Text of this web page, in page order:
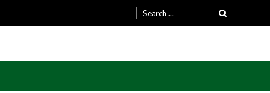
Search
for: